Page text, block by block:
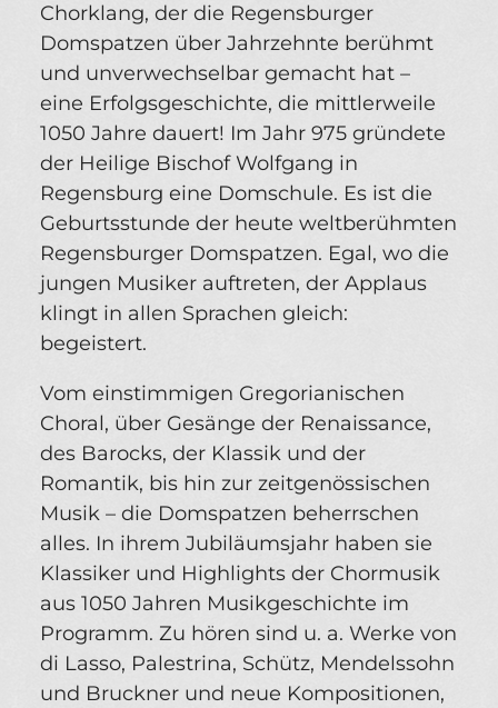
Chorklang, der die Regensburger
Domspatzen über Jahrzehnte berühmt
und unverwechselbar gemacht hat –
eine Erfolgsgeschichte, die mittlerweile
1050 Jahre dauert! Im Jahr 975 gründete
der Heilige Bischof Wolfgang in
Regensburg eine Domschule. Es ist die
Geburtsstunde der heute weltberühmten
Regensburger Domspatzen. Egal, wo die
jungen Musiker auftreten, der Applaus
klingt in allen Sprachen gleich:
begeistert.
Vom einstimmigen Gregorianischen
Choral, über Gesänge der Renaissance,
des Barocks, der Klassik und der
Romantik, bis hin zur zeitgenössischen
Musik – die Domspatzen beherrschen
alles. In ihrem Jubiläumsjahr haben sie
Klassiker und Highlights der Chormusik
aus 1050 Jahren Musikgeschichte im
Programm. Zu hören sind u. a. Werke von
di Lasso, Palestrina, Schütz, Mendelssohn
und Bruckner und neue Kompositionen,